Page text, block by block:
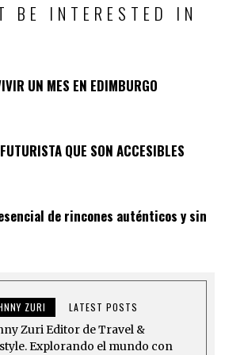
BE INTERESTED IN
UN MES EN EDIMBURGO
QUE SON ACCESIBLES
de rincones auténticos y sin
ZURI LATEST POSTS
Zuri Editor de Travel &
Explorando el mundo con